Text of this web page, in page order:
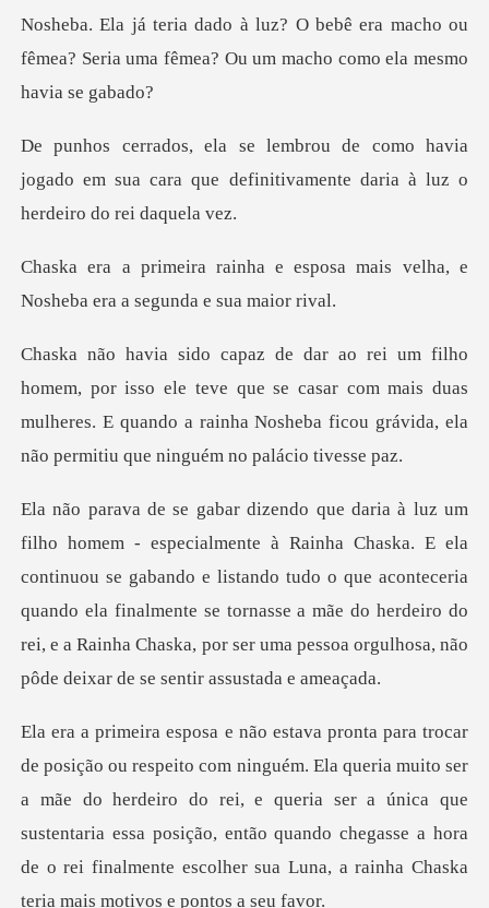
era macho ou
fêmea? Seria uma fêmea? Ou
havia
jogado em sua cara que definitivament
esposa mais velha, e
Nosheba er
e teve que se casar com mais duas
mulheres. E quando a rainha Nosheba
ontinuou se gabando e listando tudo o que aconteceria
quando ela finalmente se tornasse a mãe do herdeiro
muito ser
a mãe do herdeiro do rei, e queria ser a única que
sustentaria essa posição, então quando chega